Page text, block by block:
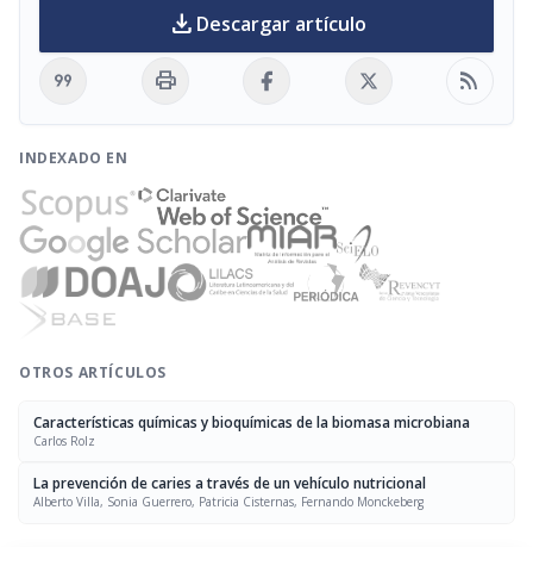
download Descargar artículo
format_quote print rss_feed
INDEXADO EN
OTROS ARTÍCULOS
Características químicas y bioquímicas de la biomasa microbiana
Carlos Rolz
La prevención de caries a través de un vehículo nutricional
Alberto Villa, Sonia Guerrero, Patricia Cisternas, Fernando Monckeberg